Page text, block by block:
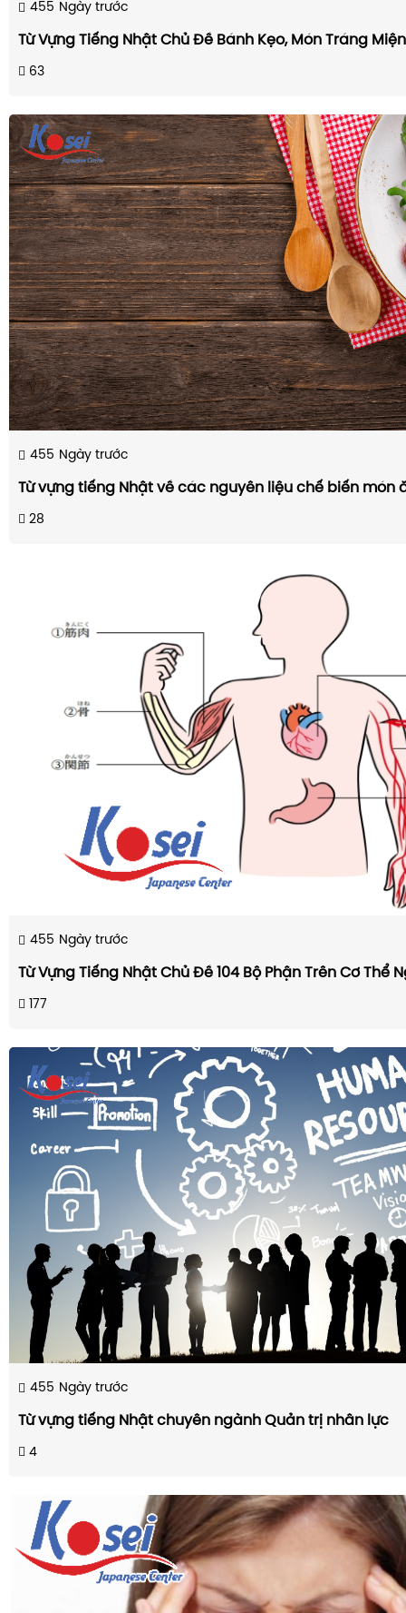
455 Ngày trước
Từ Vựng Tiếng Nhật Chủ Đề Bánh Kẹo, Món Tráng
63
455 Ngày trước
Từ vựng tiếng Nhật về các nguyên liệu chế biến món
28
455 Ngày trước
Từ Vựng Tiếng Nhật Chủ Đề 104 Bộ Phận Trên Cơ Thể
177
455 Ngày trước
Từ vựng tiếng Nhật chuyên ngành Quản trị nhân lực
4